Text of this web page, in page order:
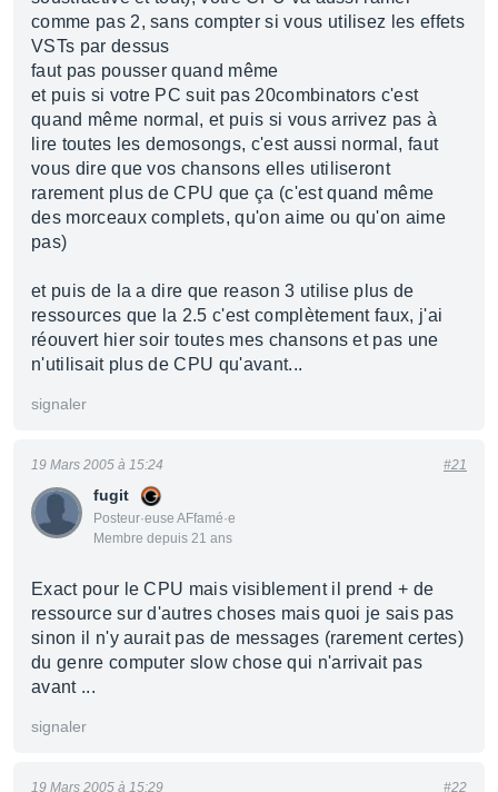
comme pas 2, sans compter si vous utilisez les effets
VSTs par dessus
faut pas pousser quand même
et puis si votre PC suit pas 20combinators c'est
quand même normal, et puis si vous arrivez pas à
lire toutes les demosongs, c'est aussi normal, faut
vous dire que vos chansons elles utiliseront
rarement plus de CPU que ça (c'est quand même
des morceaux complets, qu'on aime ou qu'on aime
pas)
et puis de la a dire que reason 3 utilise plus de
ressources que la 2.5 c'est complètement faux, j'ai
réouvert hier soir toutes mes chansons et pas une
n'utilisait plus de CPU qu'avant...
signaler
fugit
Posteur·euse AFfamé·e
Membre depuis 21 ans
19 Mars 2005 à 15:24 #21
Exact pour le CPU mais visiblement il prend + de
ressource sur d'autres choses mais quoi je sais pas
sinon il n'y aurait pas de messages (rarement certes)
du genre computer slow chose qui n'arrivait pas
avant ...
signaler
19 Mars 2005 à 15:29 #22